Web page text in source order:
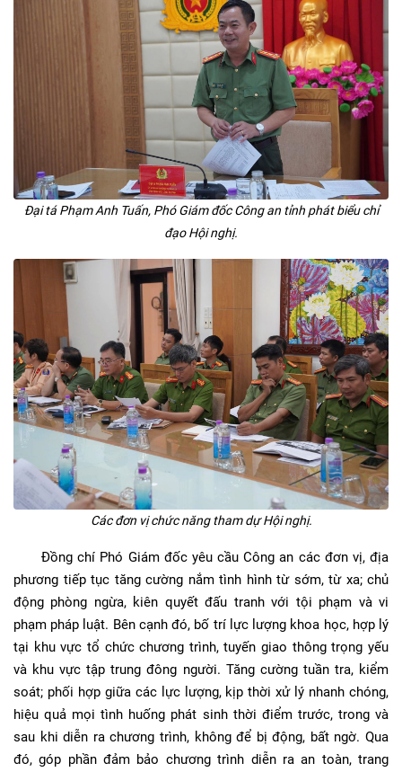
Đại tá Phạm Anh Tuấn, Phó Giám đốc Công an tỉnh phát biểu chỉ
đạo Hội nghị.
Các đơn vị chức năng tham dự Hội nghị.
Đồng chí Phó Giám đốc yêu cầu Công an các đơn vị, địa
phương tiếp tục tăng cường nắm tình hình từ sớm, từ xa; chủ
động phòng ngừa, kiên quyết đấu tranh với tội phạm và vi
phạm pháp luật. Bên cạnh đó, bố trí lực lượng khoa học, hợp lý
tại khu vực tổ chức chương trình, tuyến giao thông trọng yếu
và khu vực tập trung đông người. Tăng cường tuần tra, kiểm
soát; phối hợp giữa các lực lượng, kịp thời xử lý nhanh chóng,
hiệu quả mọi tình huống phát sinh thời điểm trước, trong và
sau khi diễn ra chương trình, không để bị động, bất ngờ. Qua
đó, góp phần đảm bảo chương trình diễn ra an toàn, trang